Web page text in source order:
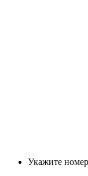
Укажите